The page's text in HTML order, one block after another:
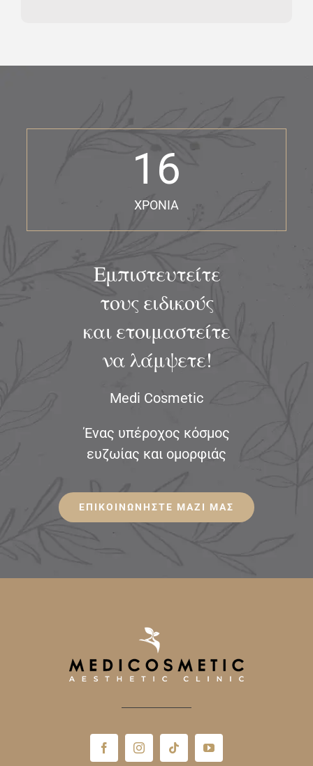
16
ΧΡΟΝΙΑ
Εμπιστευτείτε
τους ειδικούς
και ετοιμαστείτε
να λάμψετε!
Medi Cosmetic
Ένας υπέροχος κόσμος
ευζωίας και ομορφιάς
ΕΠΙΚΟΙΝΩΝΗΣΤΕ ΜΑΖΙ ΜΑΣ